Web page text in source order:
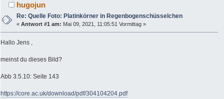
hugojun
Re: Quelle Foto: Platinkörner in Regenbogenschüsselchen
«Antwort #1 am: Mai 09, 2021, 11:05:51 Vormittag »
Hallo Jens ,
meinst du dieses Bild?
Abb 3.5.10: Seite 143
https://core.ac.uk/download/pdf/304104204.pdf